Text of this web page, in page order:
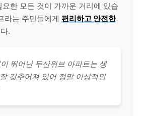
한 모든 것이 가까운 거리에 있습
라는 주민들에게 편리하고 안전한
.
뛰어난 두산위브 아파트는 생
갖추어져 있어 정말 이상적인